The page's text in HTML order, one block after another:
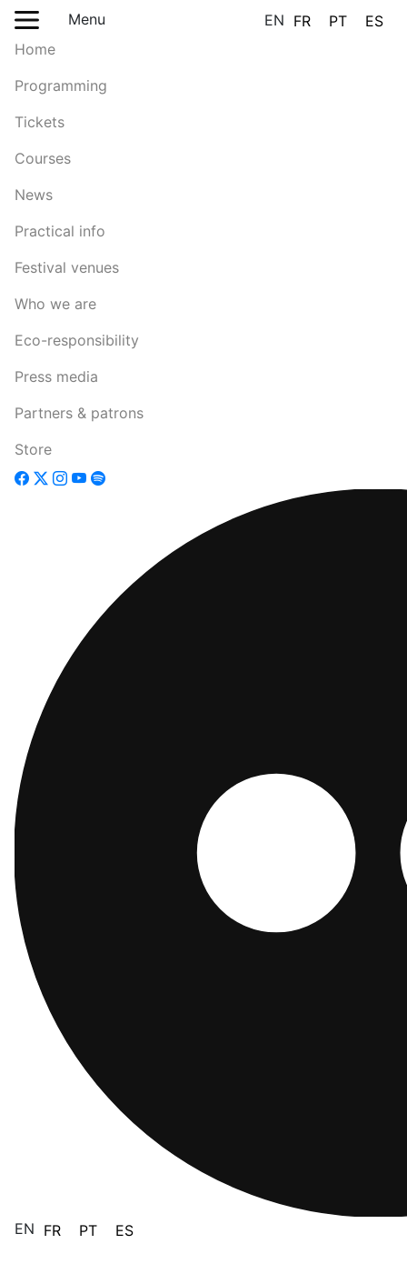
Menu EN FR PT
ES
Home
Programming
Tickets
Courses
News
Practical info
Festival venues
Who we are
Eco-responsibility
Press media
Partners & patrons
Store
EN FR PT ES